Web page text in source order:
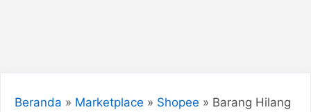
Beranda » Marketplace » Shopee » Barang Hilang